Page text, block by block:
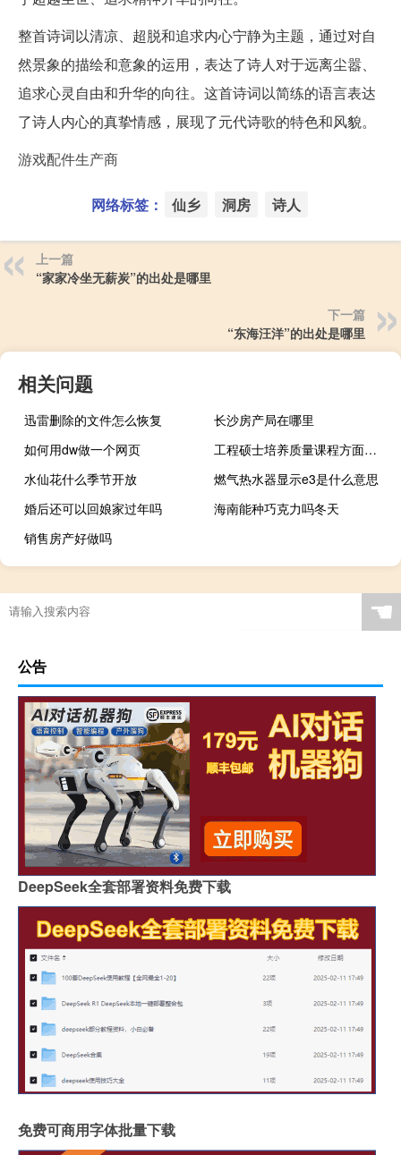
整首诗词以清凉、超脱和追求内心宁静为主题，通过对自
然景象的描绘和意象的运用，表达了诗人对于远离尘嚣、
追求心灵自由和升华的向往。这首诗词以简练的语言表达
了诗人内心的真挚情感，展现了元代诗歌的特色和风貌。
游戏配件生产商
网络标签： 仙乡 洞房 诗人
上一篇
“家家冷坐无薪炭”的出处是哪里
下一篇
“东海汪洋”的出处是哪里
相关问题
迅雷删除的文件怎么恢复
长沙房产局在哪里
如何用dw做一个网页
工程硕士培养质量课程方面对策分析
水仙花什么季节开放
燃气热水器显示e3是什么意思
婚后还可以回娘家过年吗
海南能种巧克力吗冬天
销售房产好做吗
☚
公告
DeepSeek全套部署资料免费下载
免费可商用字体批量下载